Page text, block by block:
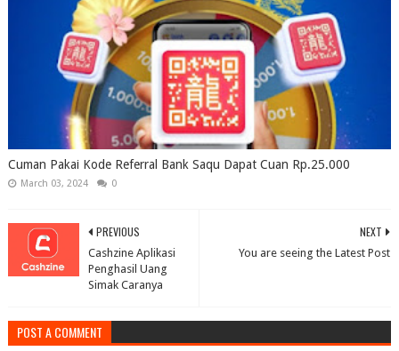
Cuman Pakai Kode Referral Bank Saqu Dapat Cuan Rp.25.000
March 03, 2024 0
NEXT
You are seeing the Latest Post
PREVIOUS
Cashzine Aplikasi
Penghasil Uang
Simak Caranya
POST A COMMENT